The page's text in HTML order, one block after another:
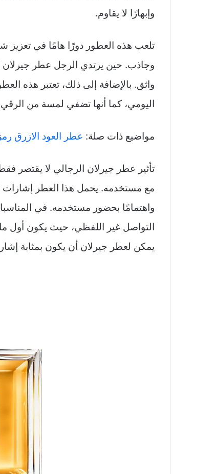
وإبهارًا لا يقاوم.
تلعب هذه العطور دورًا هامًا في
وجاذب. حين يرتدي الرجل عطر جيرلان
واثق. بالإضافة إلى ذلك، تعتبر هذه
اليومي، كما أنها تضفي لمسة من
مواضيع ذات صلة: عطر العود الازرق
تأثير عطر جيرلان الرجالي لا يقتصر
مع مستخدمه. يحمل هذا العطر إشارات
واهتمامًا بحضور مستخدمه. في
التواصل غير اللفظي، حيث يكون أول ما
يمكن لعطر جيرلان أن يكون بمثابة